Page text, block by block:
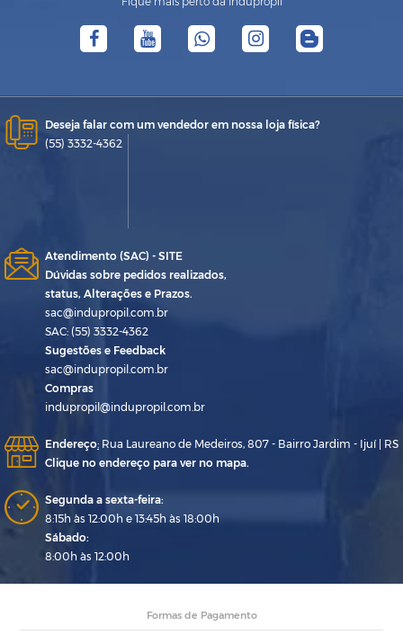
Deseja falar com um vendedor em nossa loja física?
(55) 3332-4362
Atendimento (SAC) - SITE
Dúvidas sobre pedidos realizados,
status, Alterações e Prazos.
sac@indupropil.com.br
SAC: (55) 3332-4362
Sugestões e Feedback
sac@indupropil.com.br
Compras
indupropil@indupropil.com.br
Endereço: Rua Laureano de Medeiros, 807 - Bairro Jardim - Ijuí | RS
Clique no endereço para ver no mapa.
Segunda a sexta-feira:
8:15h às 12:00h e 13:45h às 18:00h
Sábado:
8:00h às 12:00h
Formas de Pagamento